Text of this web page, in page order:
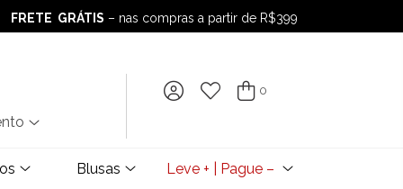
FRETE GRÁTIS – nas compras a partir de R$399
FRETE GRÁTIS– nas compras a partir de R$399
0
Blusas Leve + | Pague –